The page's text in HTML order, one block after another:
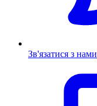
Зв'язатися з нами